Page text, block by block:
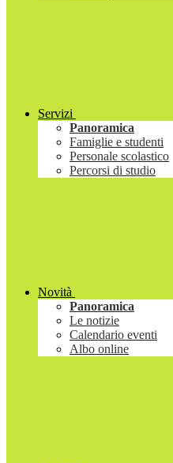
Servizi
Panoramica
Famiglie e studenti
Personale scolastico
Percorsi di studio
Novità
Panoramica
Le notizie
Calendario eventi
Albo online